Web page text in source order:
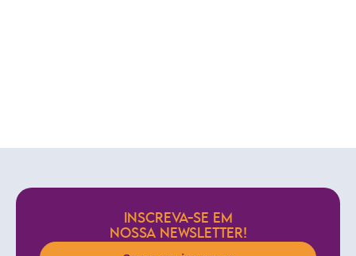
INSCREVA-SE EM
NOSSA NEWSLETTER!